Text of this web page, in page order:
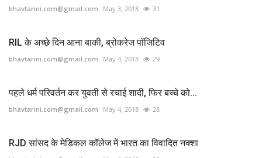
bhavtarini.com@gmail.com May 3, 2018 31
RIL के अच्‍छे दिन आना बाकी, ब्रोकरेज पॉजिटिव
bhavtarini.com@gmail.com May 4, 2018 29
पहले धर्म परिवर्तन कर युवती से रचाई शादी, फिर बच्चे को...
bhavtarini.com@gmail.com May 4, 2018 28
RJD सांसद के मेडिकल कॉलेज में भारत का विवादित नक्शा